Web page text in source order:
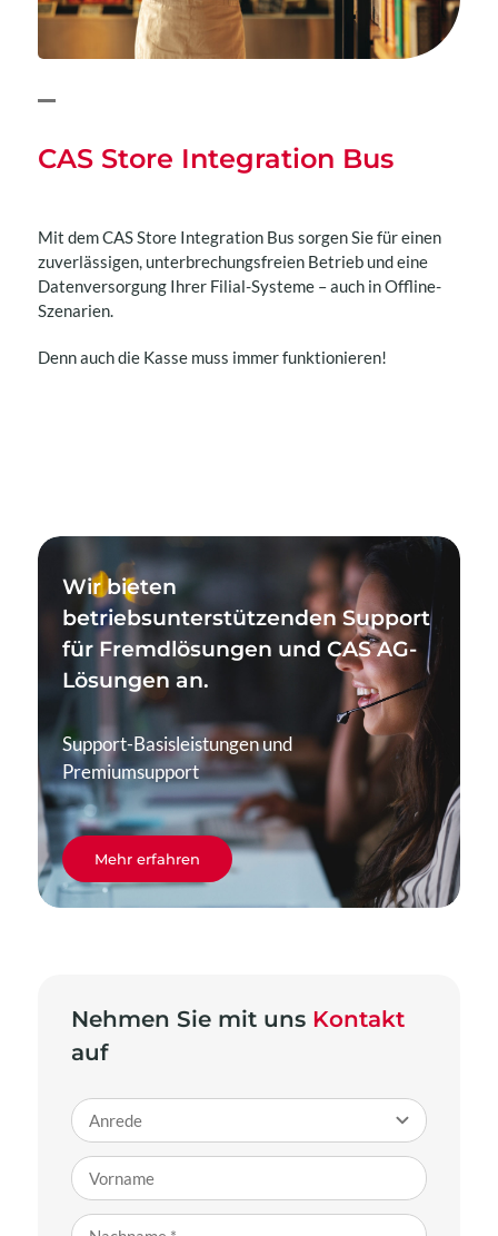
CAS Store Integration Bus
Mit dem CAS Store Integration Bus sorgen Sie für einen
zuverlässigen, unterbrechungsfreien Betrieb und eine
Datenversorgung Ihrer Filial-Systeme – auch in Offline-
Szenarien.
Denn auch die Kasse muss immer funktionieren!
Wir bieten
betriebsunterstützenden Support
für Fremdlösungen und CAS AG-
Lösungen an.
Support-Basisleistungen und
Premiumsupport
Mehr erfahren
Nehmen Sie mit uns Kontakt
auf